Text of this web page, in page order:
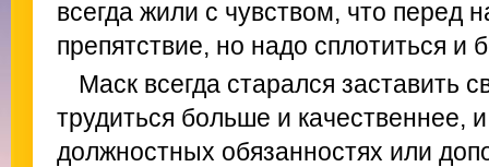
всегда жили с чувством, что перед
препятствие, но надо сплотиться и
Маск всегда старался заставить
трудиться больше и качественнее,
должностных обязанностях или